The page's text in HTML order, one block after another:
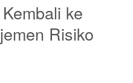
ke
Risiko